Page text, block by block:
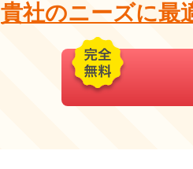
貴社のニーズに最